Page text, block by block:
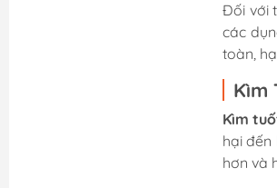
Đối với
các
toàn,
Kìm
Kìm
hại
hơn và